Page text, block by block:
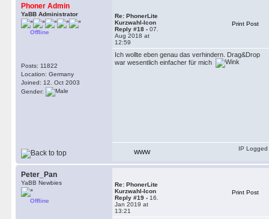
Phoner Admin
YaBB Administrator
Offline
Posts: 11822
Location: Germany
Joined: 12. Oct 2003
Gender:
Re: PhonerLite
Kurzwahl-Icon
Reply #18 - 07.
Aug 2018 at
12:59
Print Post
Ich wollte eben genau das verhindern. Drag&Drop
war wesentlich einfacher für mich
WWW
IP Logged
Peter_Pan
YaBB Newbies
Offline
Re: PhonerLite
Kurzwahl-Icon
Reply #19 - 16.
Jan 2019 at
13:21
Print Post